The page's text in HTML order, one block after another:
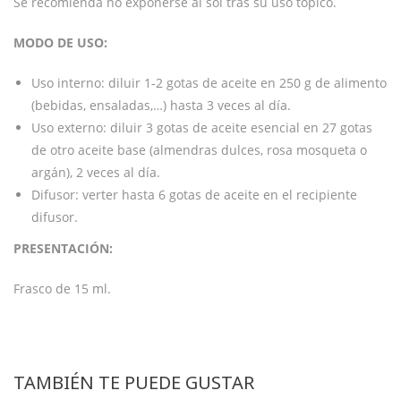
MODO DE USO:
Uso interno: diluir 1-2 gotas de aceite en 250 g de alimento
(bebidas, ensaladas,…) hasta 3 veces al día.
Uso externo: diluir 3 gotas de aceite esencial en 27 gotas
de otro aceite base (almendras dulces, rosa mosqueta o
argán), 2 veces al día.
Difusor: verter hasta 6 gotas de aceite en el recipiente
difusor.
PRESENTACIÓN:
Frasco de 15 ml.
TAMBIÉN TE PUEDE GUSTAR